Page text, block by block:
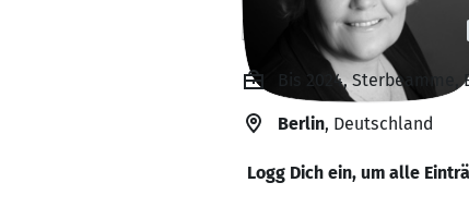
Kerstin Küttner
Bis 2024, Sterbeamme,
Berlin, Deutschland
Logg Dich ein, um alle